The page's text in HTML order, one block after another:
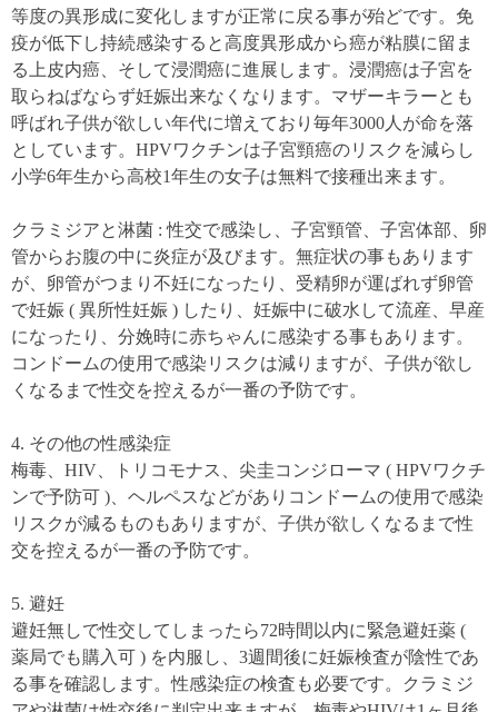
等度の異形成に変化しますが正常に戻る事が殆どです。免
疫が低下し持続感染すると高度異形成から癌が粘膜に留ま
る上皮内癌、そして浸潤癌に進展します。浸潤癌は子宮を
取らねばならず妊娠出来なくなります。マザーキラーとも
呼ばれ子供が欲しい年代に増えており毎年3000人が命を落
としています。HPVワクチンは子宮頸癌のリスクを減らし
小学6年生から高校1年生の女子は無料で接種出来ます。
クラミジアと淋菌 : 性交で感染し、子宮頸管、子宮体部、卵
管からお腹の中に炎症が及びます。無症状の事もあります
が、卵管がつまり不妊になったり、受精卵が運ばれず卵管
で妊娠 ( 異所性妊娠 ) したり、妊娠中に破水して流産、早産
になったり、分娩時に赤ちゃんに感染する事もあります。
コンドームの使用で感染リスクは減りますが、子供が欲し
くなるまで性交を控えるが一番の予防です。
4. その他の性感染症
梅毒、HIV、トリコモナス、尖圭コンジローマ ( HPVワクチ
ンで予防可 )、ヘルペスなどがありコンドームの使用で感染
リスクが減るものもありますが、子供が欲しくなるまで性
交を控えるが一番の予防です。
5. 避妊
避妊無しで性交してしまったら72時間以内に緊急避妊薬 (
薬局でも購入可 ) を内服し、3週間後に妊娠検査が陰性であ
る事を確認します。性感染症の検査も必要です。クラミジ